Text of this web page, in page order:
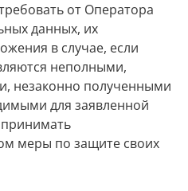
от Оператора
данных, их
в случае, если
неполными,
незаконно полученными
для заявленной
меры по защите своих